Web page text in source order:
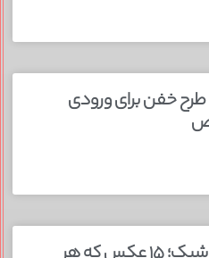
کفشی شیک زیبا؛ ۱۵ طرح خفن برای ورودی